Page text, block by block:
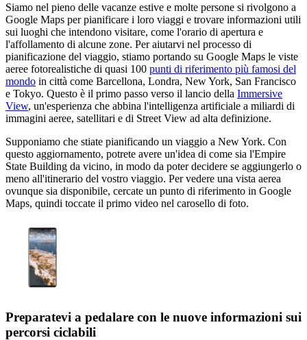
Siamo nel pieno delle vacanze estive e molte persone si rivolgono a
Google Maps per pianificare i loro viaggi e trovare informazioni utili
sui luoghi che intendono visitare, come l'orario di apertura e
l'affollamento di alcune zone. Per aiutarvi nel processo di
pianificazione del viaggio, stiamo portando su Google Maps le viste
aeree fotorealistiche di quasi 100 punti di riferimento più famosi del
mondo in città come Barcellona, Londra, New York, San Francisco
e Tokyo. Questo è il primo passo verso il lancio della Immersive
View, un'esperienza che abbina l'intelligenza artificiale a miliardi di
immagini aeree, satellitari e di Street View ad alta definizione.
Supponiamo che stiate pianificando un viaggio a New York. Con
questo aggiornamento, potrete avere un'idea di come sia l'Empire
State Building da vicino, in modo da poter decidere se aggiungerlo o
meno all'itinerario del vostro viaggio. Per vedere una vista aerea
ovunque sia disponibile, cercate un punto di riferimento in Google
Maps, quindi toccate il primo video nel carosello di foto.
Preparatevi a pedalare con le nuove informazioni sui
percorsi ciclabili